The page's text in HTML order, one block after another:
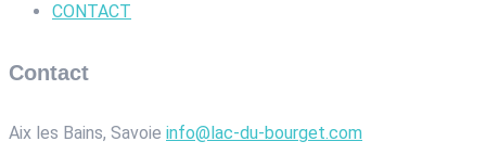
CONTACT
Contact
Aix les Bains, Savoie info@lac-du-bourget.com